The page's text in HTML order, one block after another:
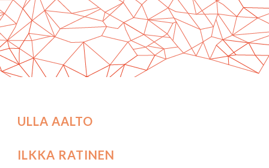
ULLA AALTO
ILKKA RATINEN